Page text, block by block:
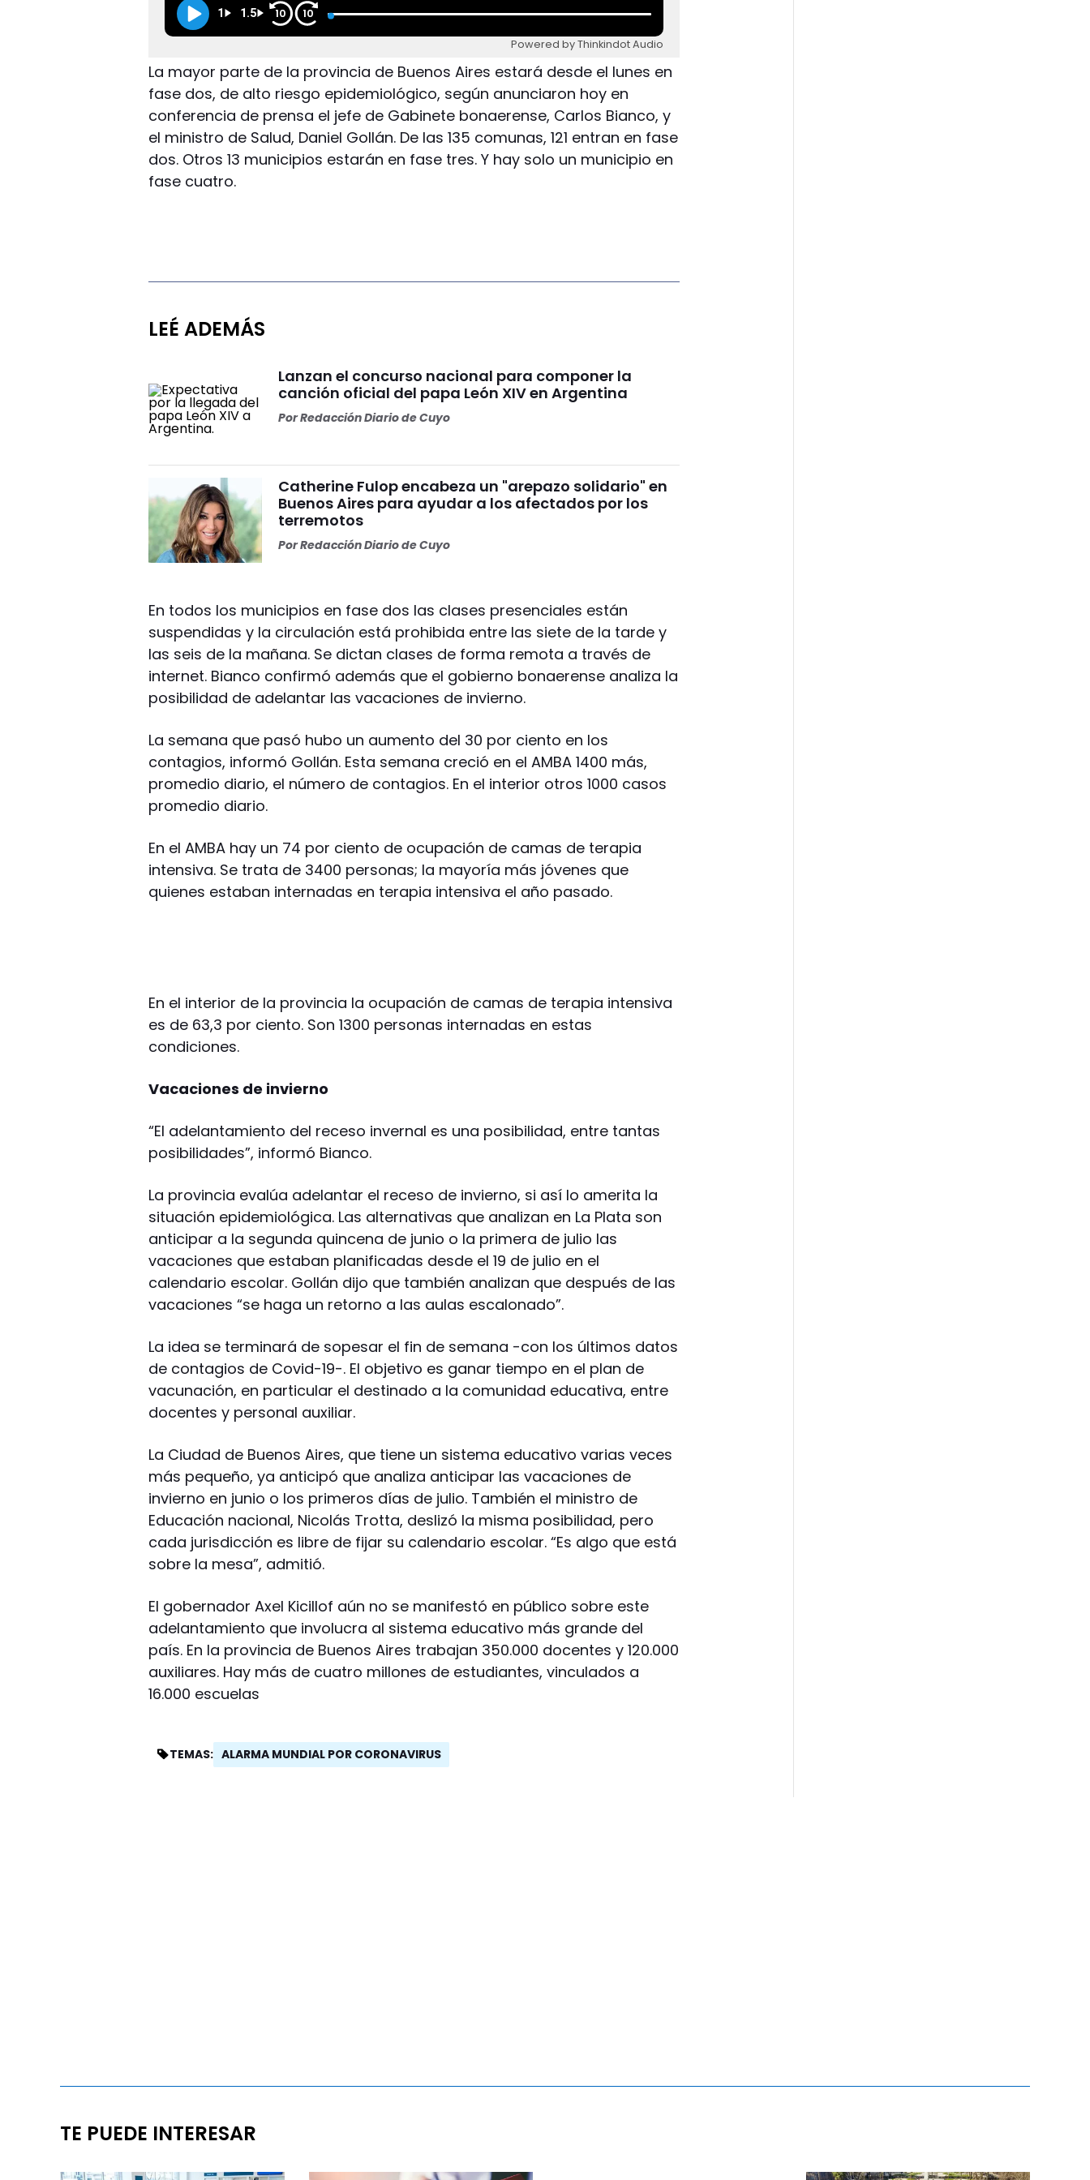
1 1.5 10 10
Powered by Thinkindot Audio
La mayor parte de la provincia de Buenos Aires estará desde el lunes en
fase dos, de alto riesgo epidemiológico, según anunciaron hoy en
conferencia de prensa el jefe de Gabinete bonaerense, Carlos Bianco, y
el ministro de Salud, Daniel Gollán. De las 135 comunas, 121 entran en fase
dos. Otros 13 municipios estarán en fase tres. Y hay solo un municipio en
fase cuatro.
LEÉ ADEMÁS
Lanzan el concurso nacional para componer la
canción oficial del papa León XIV en Argentina
PorRedacción Diario de Cuyo
Catherine Fulop encabeza un "arepazo solidario" en
Buenos Aires para ayudar a los afectados por los
terremotos
PorRedacción Diario de Cuyo
En todos los municipios en fase dos las clases presenciales están
suspendidas y la circulación está prohibida entre las siete de la tarde y
las seis de la mañana. Se dictan clases de forma remota a través de
internet. Bianco confirmó además que el gobierno bonaerense analiza la
posibilidad de adelantar las vacaciones de invierno.
La semana que pasó hubo un aumento del 30 por ciento en los
contagios, informó Gollán. Esta semana creció en el AMBA 1400 más,
promedio diario, el número de contagios. En el interior otros 1000 casos
promedio diario.
En el AMBA hay un 74 por ciento de ocupación de camas de terapia
intensiva. Se trata de 3400 personas; la mayoría más jóvenes que
quienes estaban internadas en terapia intensiva el año pasado.
En el interior de la provincia la ocupación de camas de terapia intensiva
es de 63,3 por ciento. Son 1300 personas internadas en estas
condiciones.
Vacaciones de invierno
“El adelantamiento del receso invernal es una posibilidad, entre tantas
posibilidades”, informó Bianco.
La provincia evalúa adelantar el receso de invierno, si así lo amerita la
situación epidemiológica. Las alternativas que analizan en La Plata son
anticipar a la segunda quincena de junio o la primera de julio las
vacaciones que estaban planificadas desde el 19 de julio en el
calendario escolar. Gollán dijo que también analizan que después de las
vacaciones “se haga un retorno a las aulas escalonado”.
La idea se terminará de sopesar el fin de semana -con los últimos datos
de contagios de Covid-19-. El objetivo es ganar tiempo en el plan de
vacunación, en particular el destinado a la comunidad educativa, entre
docentes y personal auxiliar.
La Ciudad de Buenos Aires, que tiene un sistema educativo varias veces
más pequeño, ya anticipó que analiza anticipar las vacaciones de
invierno en junio o los primeros días de julio. También el ministro de
Educación nacional, Nicolás Trotta, deslizó la misma posibilidad, pero
cada jurisdicción es libre de fijar su calendario escolar. “Es algo que está
sobre la mesa”, admitió.
El gobernador Axel Kicillof aún no se manifestó en público sobre este
adelantamiento que involucra al sistema educativo más grande del
país. En la provincia de Buenos Aires trabajan 350.000 docentes y 120.000
auxiliares. Hay más de cuatro millones de estudiantes, vinculados a
16.000 escuelas
TEMAS: ALARMA MUNDIAL POR CORONAVIRUS
TE PUEDE INTERESAR